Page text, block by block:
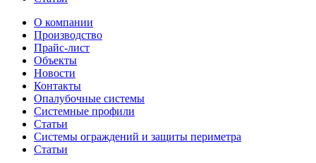
О компании
Производство
Прайс-лист
Объекты
Новости
Контакты
Опалубочные системы
Системные профили
Статьи
Системы ограждений и защиты периметра
Статьи